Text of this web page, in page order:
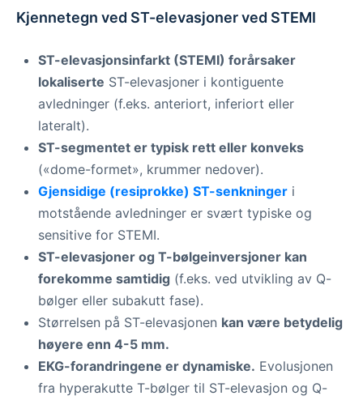
Kjennetegn ved ST-elevasjoner ved STEMI
ST-elevasjonsinfarkt (STEMI) forårsaker
lokaliserte ST-elevasjoner i kontiguente
avledninger (f.eks. anteriort, inferiort eller
lateralt).
ST-segmentet er typisk rett eller konveks
(«dome-formet», krummer nedover).
Gjensidige (resiprokke) ST-senkninger i
motstående avledninger er svært typiske og
sensitive for STEMI.
ST-elevasjoner og T-bølgeinversjoner kan
forekomme samtidig (f.eks. ved utvikling av Q-
bølger eller subakutt fase).
Størrelsen på ST-elevasjonen kan være betydelig
høyere enn 4-5 mm.
EKG-forandringene er dynamiske. Evolusjonen
fra hyperakutte T-bølger til ST-elevasjon og Q-